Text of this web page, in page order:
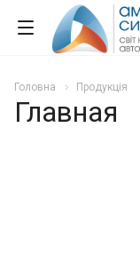
Головна Продукція
Главная